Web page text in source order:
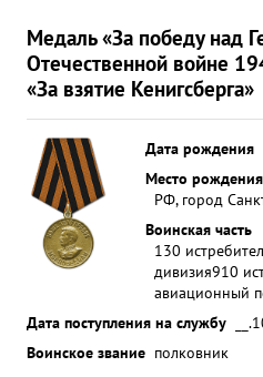
Медаль «За победу над
Отечественной войне
«За взятие Кенигсберга»
Дата рождения
Место рождения
РФ, город
Воинская часть
130
дивизия910
авиационный
Дата поступления на службу
Воинское звание полковник